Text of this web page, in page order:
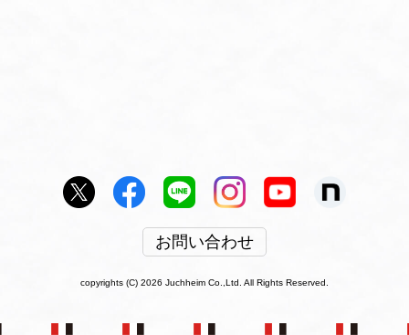
お問い合わせ
copyrights (C) 2026 Juchheim Co.,Ltd. All Rights Reserved.